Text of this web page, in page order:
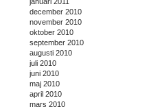
december 2010
november 2010
oktober 2010
september 2010
augusti 2010
juli 2010
juni 2010
maj 2010
april 2010
mars 2010